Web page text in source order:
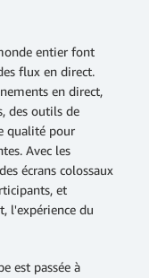
entier font
flux en direct.
en direct,
des outils de
qualité pour
Avec les
écrans colossaux
et
l'expérience du
est passée à